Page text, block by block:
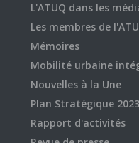
L'ATUQ dans les
Les membres de
Mémoires
Mobilité urbaine
Nouvelles à la Une
Plan Stratégique
Rapport d'activités